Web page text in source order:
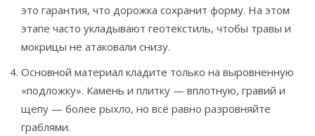
это гарантия, что дорожка сохранит форму. На этом
этапе часто укладывают геотекстиль, чтобы травы и
мокрицы не атаковали снизу.
Основной материал кладите только на выровненную
«подложку». Камень и плитку — вплотную, гравий и
щепу — более рыхло, но всё равно разровняйте
граблями.